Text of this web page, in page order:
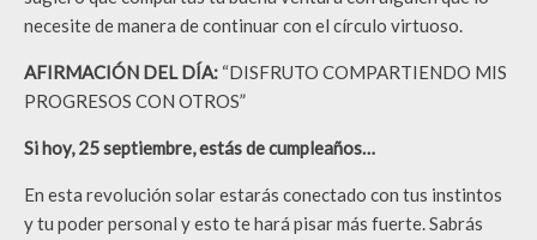
necesite de manera de continuar con el círculo virtuoso.
AFIRMACIÓN DEL DÍA: “DISFRUTO COMPARTIENDO MIS
PROGRESOS CON OTROS”
Si hoy, 25 septiembre, estás de cumpleaños…
En esta revolución solar estarás conectado con tus instintos
y tu poder personal y esto te hará pisar más fuerte. Sabrás